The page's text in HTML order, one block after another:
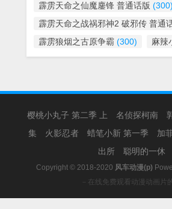
霹雳天命之仙魔鏖锋 普通话版 (300)
霹雳天命之战祸邪神2 破邪传 普通
霹雳狼烟之古原争霸 (300) 麻辣
樱桃小丸子 第二季 上 名侦探柯南
集
火影忍者 蜡笔小新 第一季 加
出所
聪明的一休
Copyright © 2018-2020 风车动漫(p)
－在线免费观看动漫动画片